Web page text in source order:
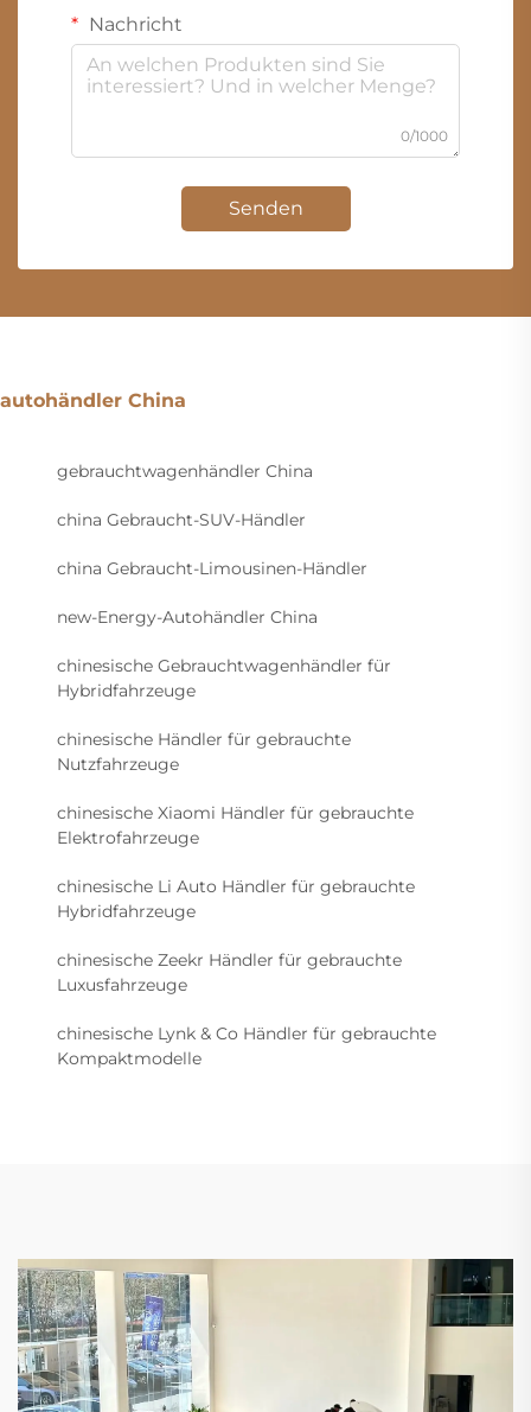
Nachricht
0/1000
Senden
autohändler China
gebrauchtwagenhändler China
china Gebraucht-SUV-Händler
china Gebraucht-Limousinen-Händler
new-Energy-Autohändler China
chinesische Gebrauchtwagenhändler für
Hybridfahrzeuge
chinesische Händler für gebrauchte
Nutzfahrzeuge
chinesische Xiaomi Händler für gebrauchte
Elektrofahrzeuge
chinesische Li Auto Händler für gebrauchte
Hybridfahrzeuge
chinesische Zeekr Händler für gebrauchte
Luxusfahrzeuge
chinesische Lynk & Co Händler für gebrauchte
Kompaktmodelle